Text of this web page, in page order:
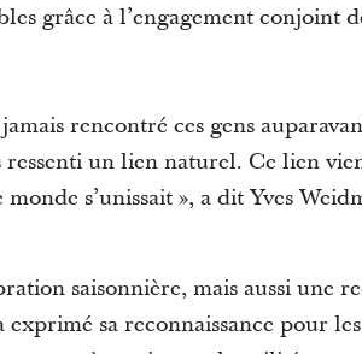
grâce à l’engagement conjoint
rencontré ces gens
ressenti un lien naturel. Ce lien
s’unissait », a dit Yves
saisonnière, mais aussi une
sa reconnaissance pour